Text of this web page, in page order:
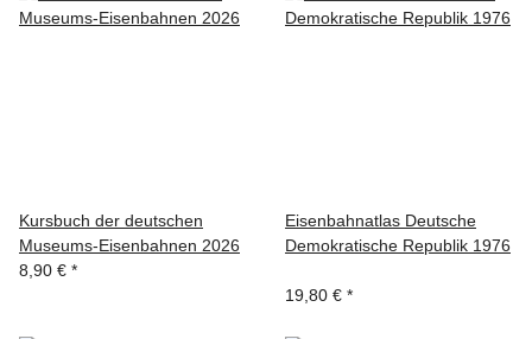
Kursbuch der deutschen
Museums-Eisenbahnen 2026
8,90 € *
Eisenbahnatlas Deutsche
Demokratische Republik 1976
19,80 € *